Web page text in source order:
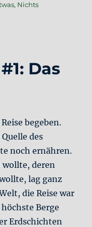
, Nichts
Das
begeben.
des
noch ernähren.
wollte, deren
lag ganz
die Reise war
Berge
Erdschichten